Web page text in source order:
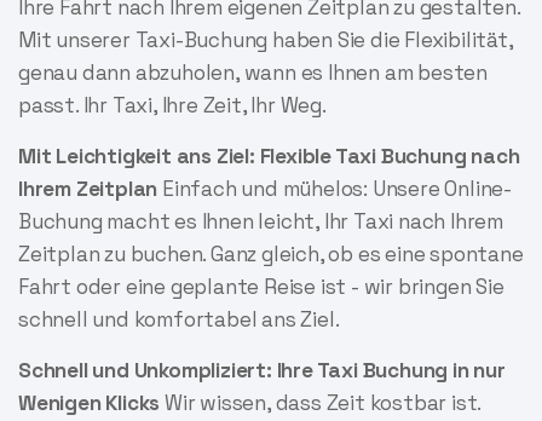
Ihre Fahrt nach Ihrem eigenen Zeitplan zu gestalten.
Mit unserer Taxi-Buchung haben Sie die Flexibilität,
genau dann abzuholen, wann es Ihnen am besten
passt. Ihr Taxi, Ihre Zeit, Ihr Weg.
Mit Leichtigkeit ans Ziel: Flexible Taxi Buchung nach
Ihrem Zeitplan Einfach und mühelos: Unsere Online-
Buchung macht es Ihnen leicht, Ihr Taxi nach Ihrem
Zeitplan zu buchen. Ganz gleich, ob es eine spontane
Fahrt oder eine geplante Reise ist - wir bringen Sie
schnell und komfortabel ans Ziel.
Schnell und Unkompliziert: Ihre Taxi Buchung in nur
Wenigen Klicks Wir wissen, dass Zeit kostbar ist.